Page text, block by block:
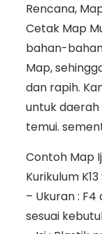
Rencana,
Cetak Map
bahan-
Map,
dan rapih.
untuk
temui.
Contoh Map
Kurikulum
– Ukuran :
sesuai